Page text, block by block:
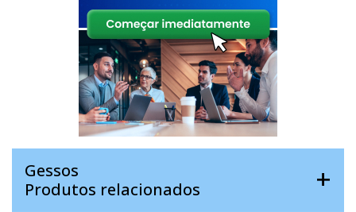
Gessos
Produtos relacionados